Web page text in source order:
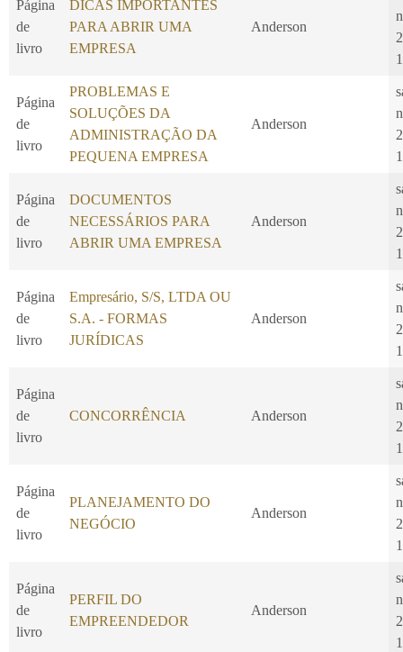
Página
de
livro
DICAS IMPORTANTES
PARA ABRIR UMA
EMPRESA
Anderson
Página
de
livro
PROBLEMAS E
SOLUÇÕES DA
ADMINISTRAÇÃO DA
PEQUENA EMPRESA
Anderson
Página
de
livro
DOCUMENTOS
NECESSÁRIOS PARA
ABRIR UMA EMPRESA
Anderson
Página
de
livro
Empresário, S/S, LTDA OU
S.A. - FORMAS
JURÍDICAS
Anderson
Página
de
livro
CONCORRÊNCIA Anderson
Página
de
livro
PLANEJAMENTO DO
NEGÓCIO
Anderson
Página
de
livro
PERFIL DO
EMPREENDEDOR
Anderson